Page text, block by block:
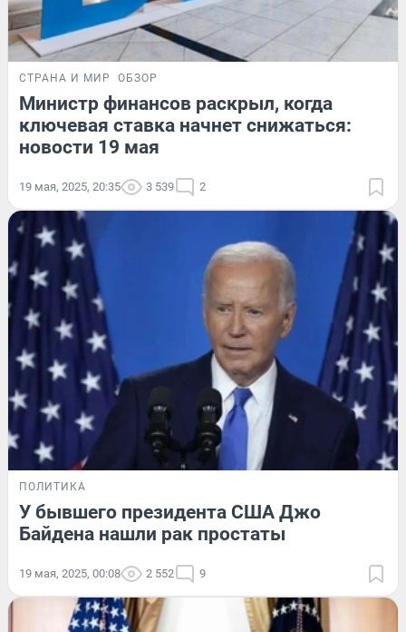
СТРАНА И МИР ОБЗОР
Министр финансов раскрыл, когда
ключевая ставка начнет снижаться:
новости 19 мая
19 мая, 2025, 20:35 3 539 2
ПОЛИТИКА
У бывшего президента США Джо
Байдена нашли рак простаты
19 мая, 2025, 00:08 2 552 9